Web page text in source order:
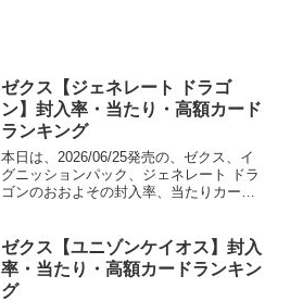
ゼクス【ジェネレート ドラゴ
ン】封入率・当たり・高額カード
ランキング
本日は、2026/06/25発売の、ゼクス、イ
グニッションパック、ジェネレート ドラ
ゴンのおおよその封入率、当たりカード
ゼクス【ユニゾンケイオス】封入
率・当たり・高額カードランキン
グ